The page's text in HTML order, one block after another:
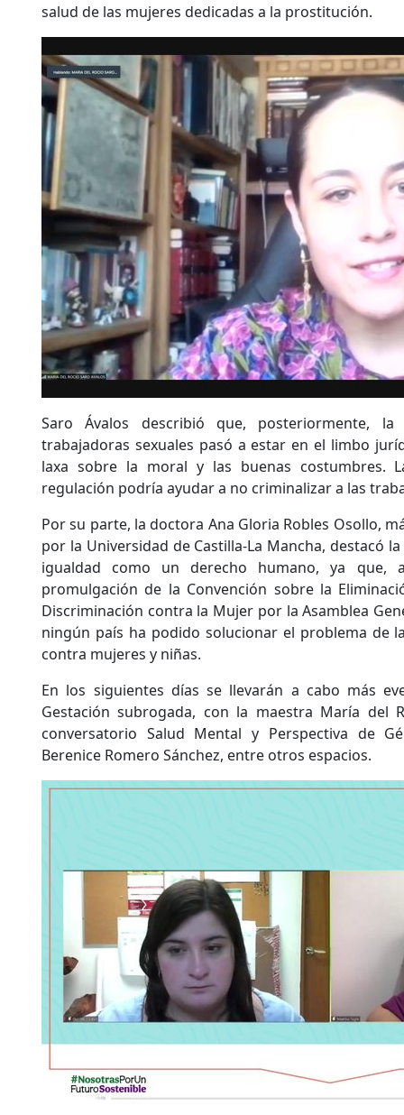
salud de las mujeres dedicadas a la prostitución.
Saro Ávalos describió que, posteriormente,
trabajadoras sexuales pasó a estar en el limbo
laxa sobre la moral y las buenas costumbres.
regulación podría ayudar a no criminalizar a las
Por su parte, la doctora Ana Gloria Robles Osollo,
por la Universidad de Castilla-La Mancha, destacó
igualdad como un derecho humano, ya
promulgación de la Convención sobre la
Discriminación contra la Mujer por la Asamblea
ningún país ha podido solucionar el problema de
contra mujeres y niñas.
En los siguientes días se llevarán a cabo más
Gestación subrogada, con la maestra María del
conversatorio Salud Mental y Perspectiva de
Berenice Romero Sánchez, entre otros espacios.